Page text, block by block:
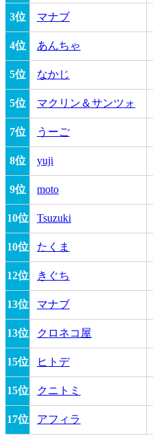
3位 マナブ
4位 あんちゃ
5位 なかじ
5位 マクリン＆サンツォ
7位 うーご
8位 yuji
9位 moto
10位 Tsuzuki
10位 たくま
12位 きぐち
13位 マナブ
13位 クロネコ屋
15位 ヒトデ
15位 クニトミ
17位 アフィラ